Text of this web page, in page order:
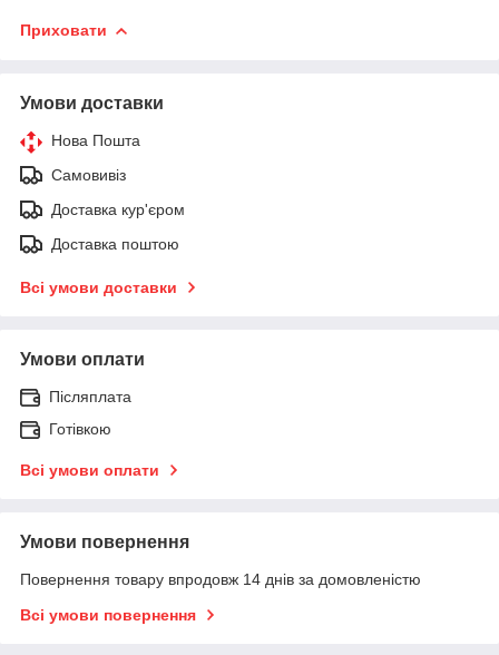
Приховати
Умови доставки
Нова Пошта
Самовивіз
Доставка кур'єром
Доставка поштою
Всі умови доставки
Умови оплати
Післяплата
Готівкою
Всі умови оплати
Умови повернення
Повернення товару впродовж 14 днів за домовленістю
Всі умови повернення